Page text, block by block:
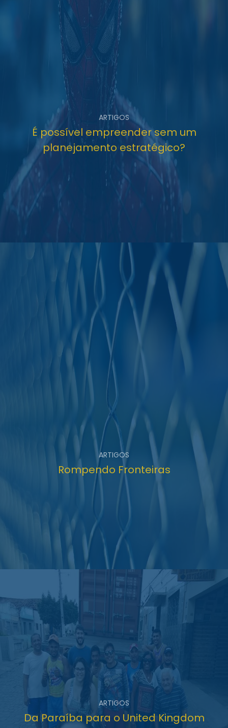
ARTIGOS
É possível empreender sem um
planejamento estratégico?
ARTIGOS
Rompendo Fronteiras
ARTIGOS
Da Paraíba para o United Kingdom